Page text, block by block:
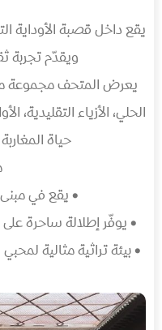
يقع داخل قصبة الأوداية
ويقدّم تجربة
يعرض المتحف مجموعة من
الحلي، الأزياء التقليدية،
حياة
• يقع في
• يوفّر إطلالة ساحرة
• بيئة تراثية مثالية